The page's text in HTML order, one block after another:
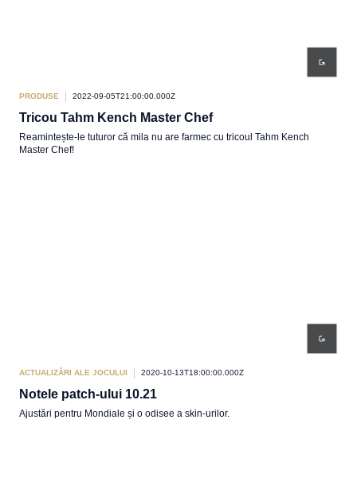
PRODUSE 2022-09-05T21:00:00.000Z
Tricou Tahm Kench Master Chef
Reamintește-le tuturor că mila nu are farmec cu tricoul Tahm Kench
Master Chef!
ACTUALIZĂRI ALE JOCULUI 2020-10-13T18:00:00.000Z
Notele patch-ului 10.21
Ajustări pentru Mondiale și o odisee a skin-urilor.